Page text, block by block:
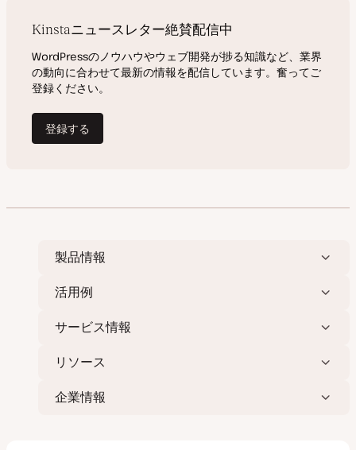
製品情報
活用例
サービス情報
リソース
企業情報